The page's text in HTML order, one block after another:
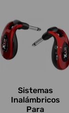
Sistemas
Inalámbricos
Para